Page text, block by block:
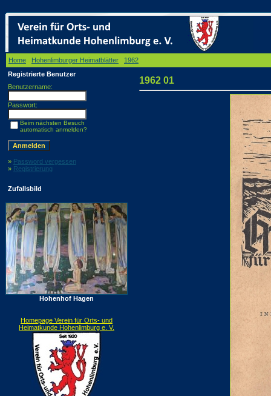
Home Hohenlimburger Heimatblätter 1962
Registrierte Benutzer
Benutzername:
Passwort:
Beim nächsten Besuch
automatisch anmelden?
» Password vergessen
» Registrierung
Zufallsbild
Hohenhof Hagen
Homepage Verein für Orts- und
Heimatkunde Hohenlimburg e. V.
1962 01